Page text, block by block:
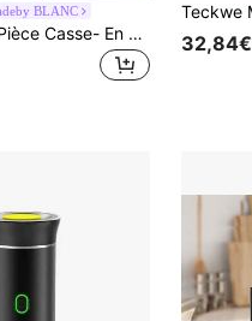
BLANC
Haus Hana 1 Pièce Casse- En Alliage De Zinc Épaissi, Ouvre- Multifonctionnel Avec Poignée Confortable, Convient À Les Types De , Ainsi Qu'aux Crabes, Crevettes Et Coquillages
32,84€